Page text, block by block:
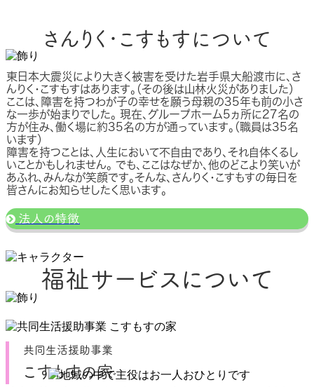
さんりく･こすもすについて
東日本大震災により大きく被害を受けた岩手県大船渡市に、さ
んりく・こすもすはあります。（その後は山林火災がありました）
ここは、障害を持つわが子の幸せを願う母親の35年も前の小さ
な一歩が始まりでした。 現在、グループホーム5ヵ所に27名の
方が住み、働く場に約35名の方が通っています。（職員は35名
います）
障害を持つことは、人生において不自由であり、それ自体くるし
いことかもしれません。 でも、ここはなぜか、他のどこより笑いが
あふれ、みんなが笑顔です。そんな、さんりく・こすもすの毎日を
皆さんにお知らせしたく思います。
法人の特徴
福祉サービスについて
共同生活援助事業
こすもすの家